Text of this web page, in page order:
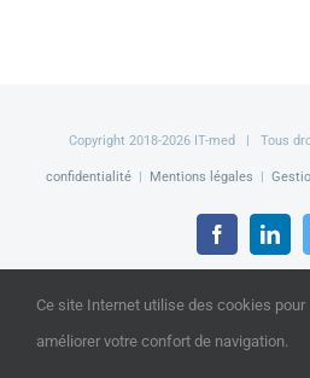
Copyright 2018-2026 IT-med | Tous
confidentialité| Mentions légales |
Facebook
Ce site Internet utilise des cookies pour
améliorer votre confort de navigation.